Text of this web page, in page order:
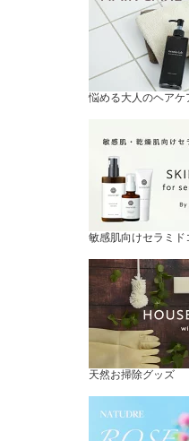
悩める大人のヘアケ
敏感肌向けセラミド
天然お掃除グッズ